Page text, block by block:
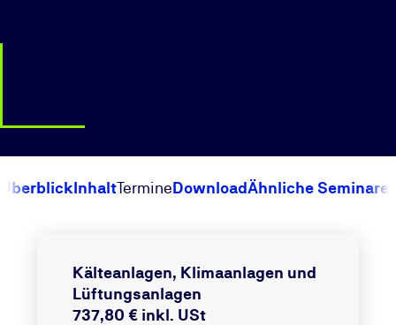
ÜberblickInhaltTermineDownloadÄhnliche Seminare
Kälteanlagen, Klimaanlagen und
Lüftungsanlagen
737,80 € inkl. USt